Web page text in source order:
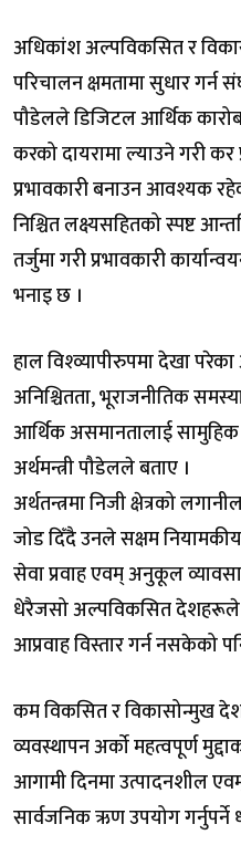
अधिकांश अल्पविकसित र
परिचालन क्षमतामा सुधार गर्न
पौडेलले डिजिटल आर्थिक
करको दायरामा ल्याउने गरी
प्रभावकारी बनाउन आवश्यक
निश्चित लक्ष्यसहितको स्पष्ट
तर्जुमा गरी प्रभावकारी
भनाइ छ ।
हाल विश्व्यापीरुपमा देखा
अनिश्चितता, भूराजनीतिक
आर्थिक असमानतालाई सामुहिक
अर्थमन्त्री पौडेलले बताए ।
अर्थतन्त्रमा निजी क्षेत्रको
जोड दिँदै उनले सक्षम
सेवा प्रवाह एवम् अनुकूल
धेरैजसो अल्पविकसित देशहरूले
आप्रवाह विस्तार गर्न नसकेको
कम विकसित र विकासोन्मुख
व्यवस्थापन अर्काे महत्वपूर्ण
आगामी दिनमा उत्पादनशील एवम्
सार्वजनिक ऋण उपयोग गर्नुपर्ने